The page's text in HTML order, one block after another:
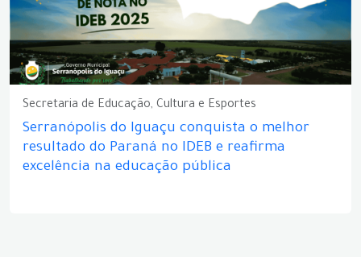
Secretaria de Educação, Cultura e Esportes
Serranópolis do Iguaçu conquista o melhor
resultado do Paraná no IDEB e reafirma
excelência na educação pública